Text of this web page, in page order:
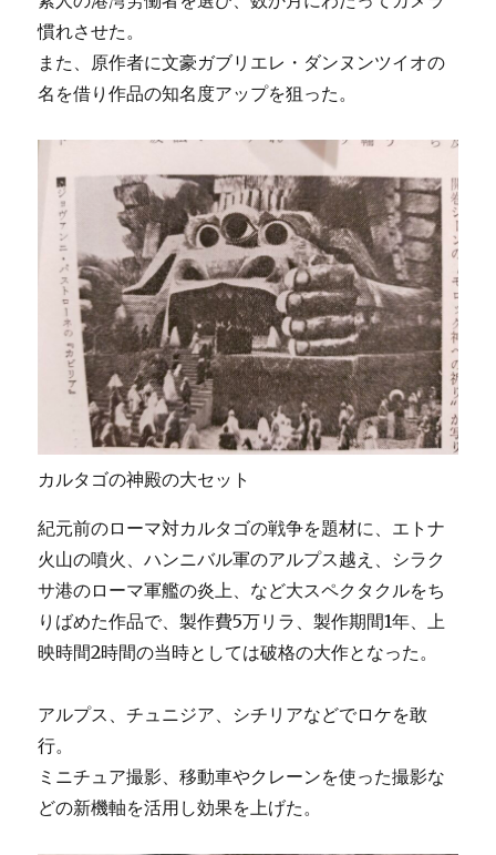
慣れさせた。
また、原作者に文豪ガブリエレ・ダンヌンツイオの
名を借り作品の知名度アップを狙った。
カルタゴの神殿の大セット
紀元前のローマ対カルタゴの戦争を題材に、エトナ
火山の噴火、ハンニバル軍のアルプス越え、シラク
サ港のローマ軍艦の炎上、など大スペクタクルをち
りばめた作品で、製作費5万リラ、製作期間1年、上
映時間2時間の当時としては破格の大作となった。
アルプス、チュニジア、シチリアなどでロケを敢
行。
ミニチュア撮影、移動車やクレーンを使った撮影な
どの新機軸を活用し効果を上げた。